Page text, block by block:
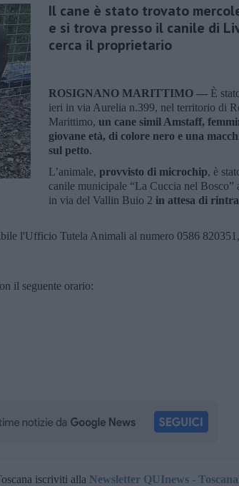
Il cane è stato trovato
e si trova presso il canile di
cerca il proprietario
ROSIGNANO MARITTIMO — È
ieri in via Aurelia n.399, nel territorio di
Marittimo, un cane simil Amstaff,
giovane età, di colore nero e una
sul petto.
L’animale, provvisto di microchip, è
canile municipale “La Cuccia nel Bosco”
in via del Vallin Buio 2 in attesa di
l'Ufficio Tutela Animali al numero 0586
il seguente orario:
iscriviti alla Newsletter QUInews -